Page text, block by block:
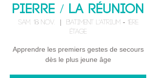
Pierre / La Réunion
sam. 18 nov.
Batiment L'ATRIUM - 1ère
étage
Apprendre les premiers gestes de secours
dès le plus jeune âge